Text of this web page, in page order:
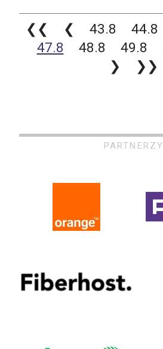
❮❮ ❮ 43.8 44.8
47.8
48.8 49.8
❯
❯❯
PARTNERZY